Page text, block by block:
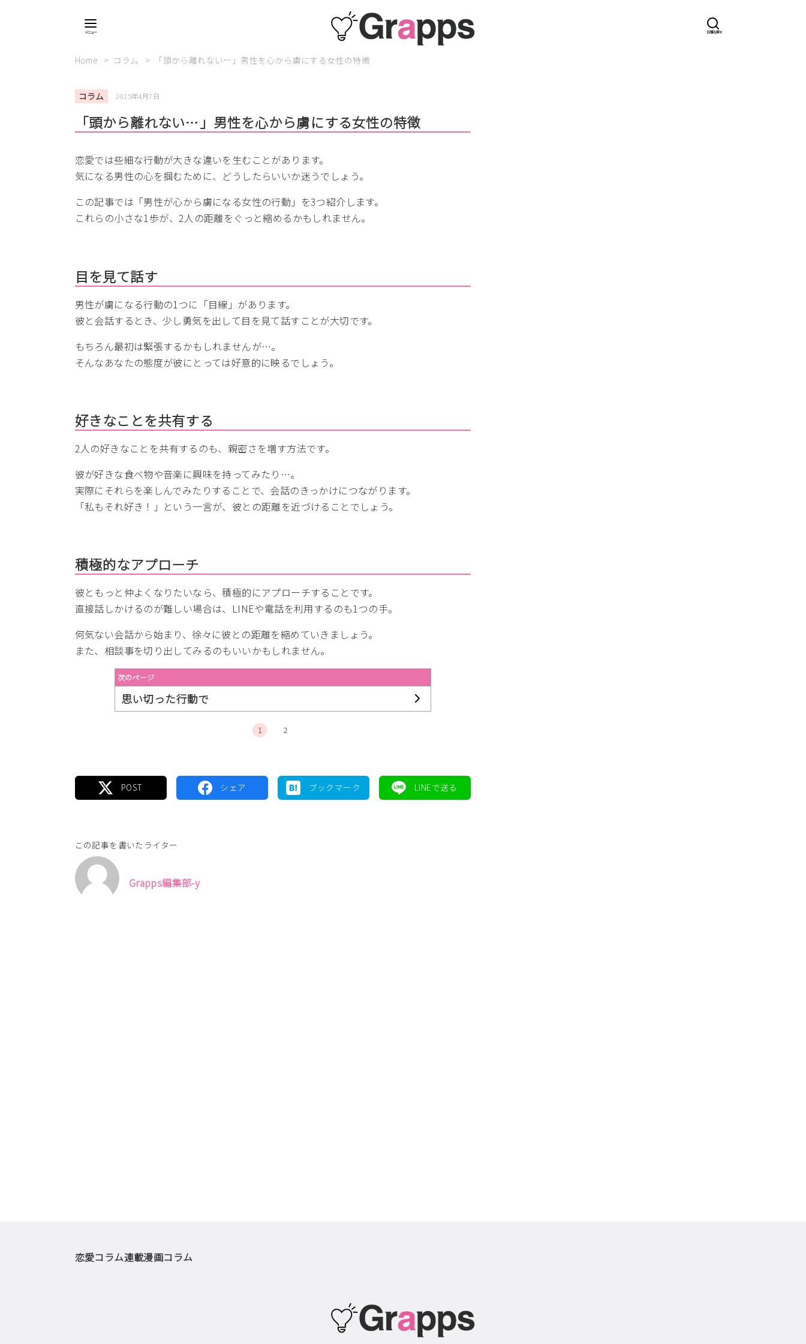
Home コラム 「頭から離れない…」男性を心から虜にする女性の特徴
コラム 2025年4月7日
「頭から離れない…」男性を心から虜にする女性の特徴
恋愛では些細な行動が大きな違いを生むことがあります。
気になる男性の心を掴むために、どうしたらいいか迷うでしょう。
この記事では「男性が心から虜になる女性の行動」を3つ紹介します。
これらの小さな1歩が、2人の距離をぐっと縮めるかもしれません。
目を見て話す
男性が虜になる行動の1つに「目線」があります。
彼と会話するとき、少し勇気を出して目を見て話すことが大切です。
もちろん最初は緊張するかもしれませんが…。
そんなあなたの態度が彼にとっては好意的に映るでしょう。
好きなことを共有する
2人の好きなことを共有するのも、親密さを増す方法です。
彼が好きな食べ物や音楽に興味を持ってみたり…。
実際にそれらを楽しんでみたりすることで、会話のきっかけにつながります。
「私もそれ好き！」という一言が、彼との距離を近づけることでしょう。
積極的なアプローチ
彼ともっと仲よくなりたいなら、積極的にアプローチすることです。
直接話しかけるのが難しい場合は、LINEや電話を利用するのも1つの手。
何気ない会話から始まり、徐々に彼との距離を縮めていきましょう。
また、相談事を切り出してみるのもいいかもしれません。
次のページ
思い切った行動で
1 2
この記事を書いたライター
Grapps編集部-y
恋愛コラム連載漫画コラム